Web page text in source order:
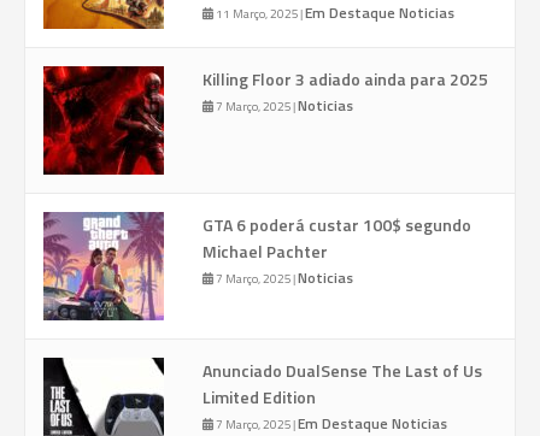
11 Março, 2025|Em Destaque Noticias
Killing Floor 3 adiado ainda para 2025
7 Março, 2025|Noticias
GTA 6 poderá custar 100$ segundo
Michael Pachter
7 Março, 2025|Noticias
Anunciado DualSense The Last of Us
Limited Edition
7 Março, 2025|Em Destaque Noticias